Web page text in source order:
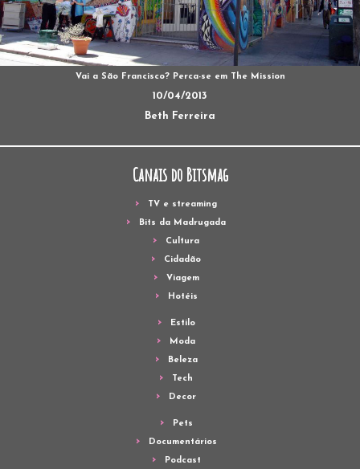
Vai a São Francisco? Perca-se em The Mission
10/04/2013
Beth Ferreira
Canais do Bitsmag
TV e streaming
Bits da Madrugada
Cultura
Cidadão
Viagem
Hotéis
Estilo
Moda
Beleza
Tech
Decor
Pets
Documentários
Podcast